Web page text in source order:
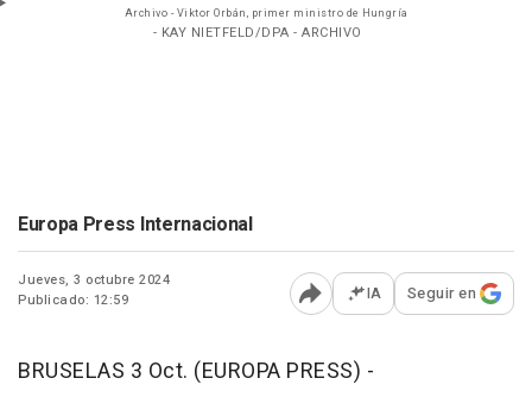
Archivo - Viktor Orbán, primer ministro de Hungría
- KAY NIETFELD/DPA - ARCHIVO
Europa Press Internacional
Jueves, 3 octubre 2024
Publicado: 12:59
Abrir opciones para
IA Seguir en
BRUSELAS 3 Oct. (EUROPA PRESS) -